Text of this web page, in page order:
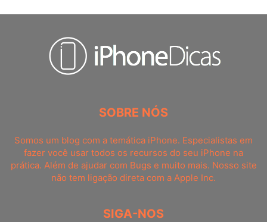
SOBRE NÓS
Somos um blog com a temática iPhone. Especialistas em
fazer você usar todos os recursos do seu iPhone na
prática. Além de ajudar com Bugs e muito mais. Nosso site
não tem ligação direta com a Apple Inc.
SIGA-NOS